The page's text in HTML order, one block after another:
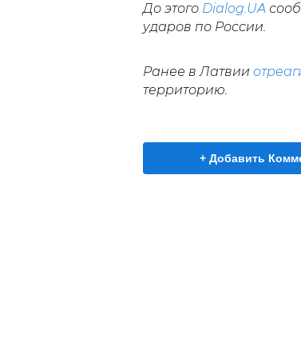
До этого Dialog.UA
ударов по России.
Ранее в Латвии
территорию.
+ Добавить